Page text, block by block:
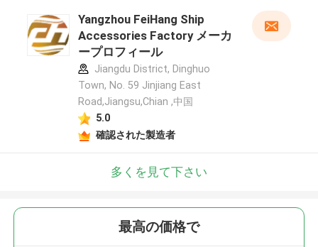
Yangzhou FeiHang Ship
Accessories Factory メーカ
ープロフィール
Jiangdu District, Dinghuo
Town, No. 59 Jinjiang East
Road,Jiangsu,Chian ,中国
5.0
確認された製造者
多くを見て下さい
最高の価格で